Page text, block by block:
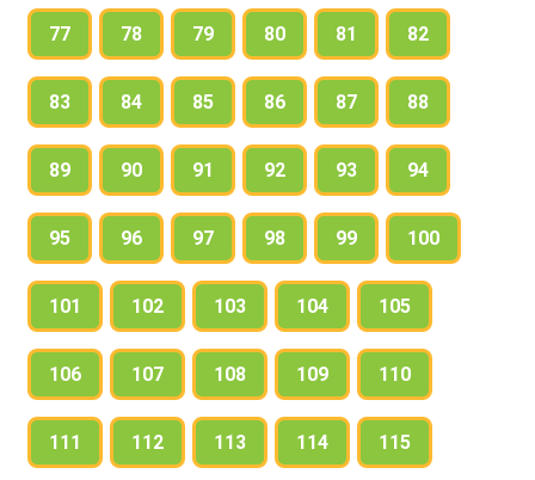
77 78 79 80 81 82
83 84 85 86 87 88
89 90 91 92 93 94
95 96 97 98 99 100
101 102 103 104 105
106 107 108 109 110
111 112 113 114 115